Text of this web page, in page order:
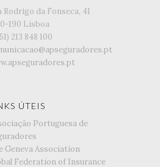
Rodrigo da Fonseca, 41
190 Lisboa
‭213 848 100
ÚTEIS
Portuguesa de
Geneva Association
Federation of Insurance